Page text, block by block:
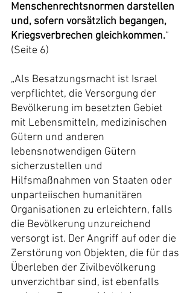
Menschenrechtsnormen darstellen
und, sofern vorsätzlich begangen,
Kriegsverbrechen gleichkommen.“
(Seite 6)
„Als Besatzungsmacht ist Israel
verpflichtet, die Versorgung der
Bevölkerung im besetzten Gebiet
mit Lebensmitteln, medizinischen
Gütern und anderen
lebensnotwendigen Gütern
sicherzustellen und
Hilfsmaßnahmen von Staaten oder
unparteiischen humanitären
Organisationen zu erleichtern, falls
die Bevölkerung unzureichend
versorgt ist. Der Angriff auf oder die
Zerstörung von Objekten, die für das
Überleben der Zivilbevölkerung
unverzichtbar sind, ist ebenfalls